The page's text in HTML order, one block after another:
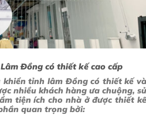
Đồng có thiết kế cao cấp
khiển tỉnh lâm Đồng có thiết kế và
nhiều khách hàng ưa chuộng, sử
tiện ích cho nhà ở được thiết kế
quan trọng bởi: